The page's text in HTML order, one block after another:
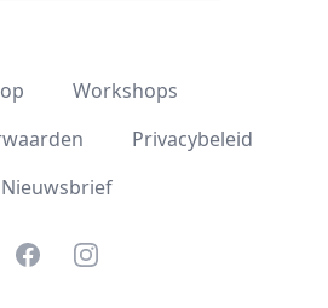
Workshops
Privacybeleid
Nieuwsbrief
FacebookInstagram